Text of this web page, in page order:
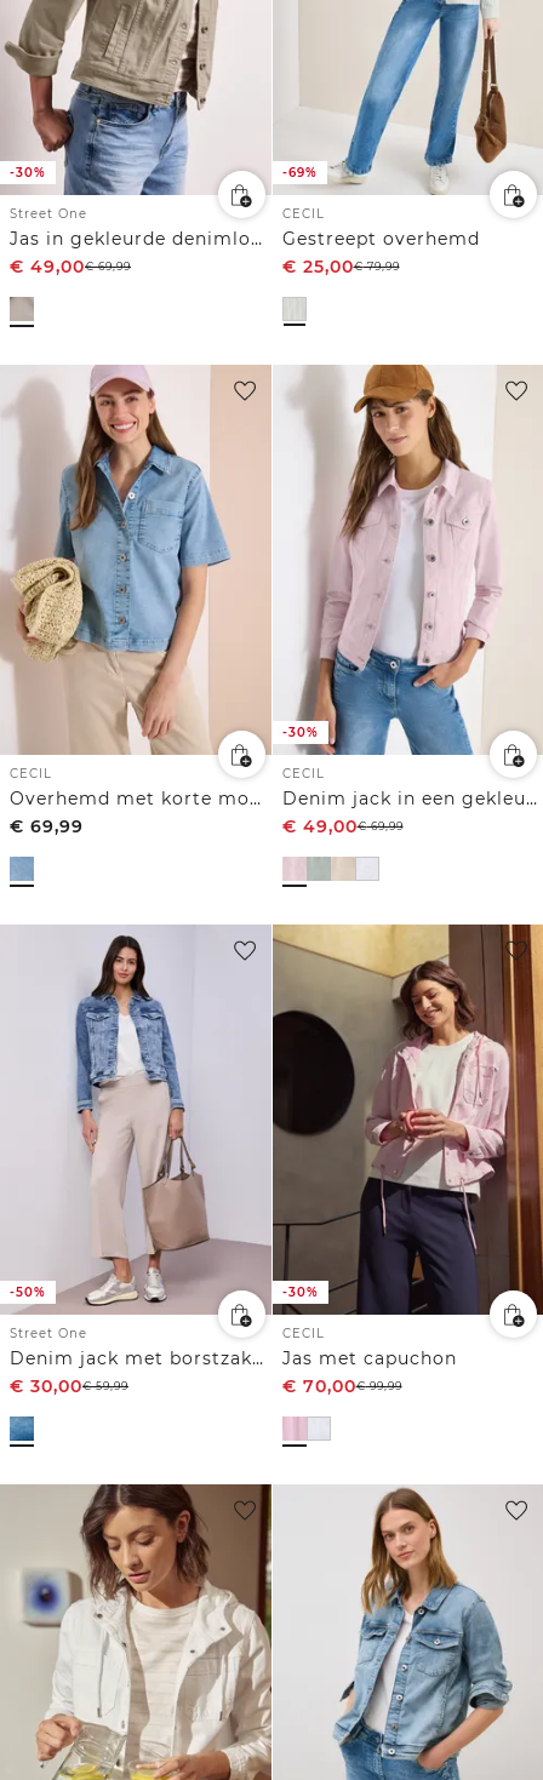
-30%
Street One
Jas in gekleurde denimlook met zakken
€ 49,00€69,99
-69%
CECIL
Gestreept overhemd
€ 25,00€79,99
CECIL
Overhemd met korte mouwen en knoopsluiting
€ 69,99
-30%
CECIL
Denim jack in een gekleurde denim look
€ 49,00€69,99
-50%
Street One
Denim jack met borstzakken en knopen
€ 30,00€59,99
-30%
CECIL
Jas met capuchon
€ 70,00€99,99